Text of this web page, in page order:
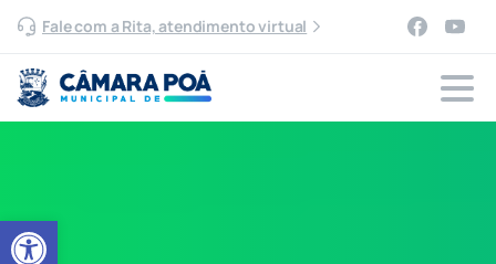
Abrir a barra de ferramentas
Fale com a Rita, atendimento virtual